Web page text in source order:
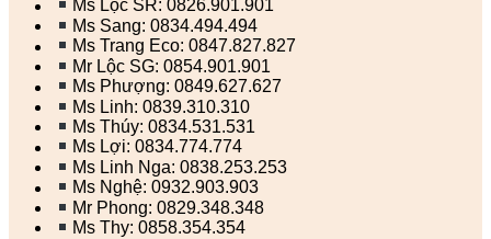
Ms Lộc SR: 0826.901.901
Ms Sang: 0834.494.494
Ms Trang Eco: 0847.827.827
Mr Lộc SG: 0854.901.901
Ms Phượng: 0849.627.627
Ms Linh: 0839.310.310
Ms Thúy: 0834.531.531
Ms Lợi: 0834.774.774
Ms Linh Nga: 0838.253.253
Ms Nghệ: 0932.903.903
Mr Phong: 0829.348.348
Ms Thy: 0858.354.354